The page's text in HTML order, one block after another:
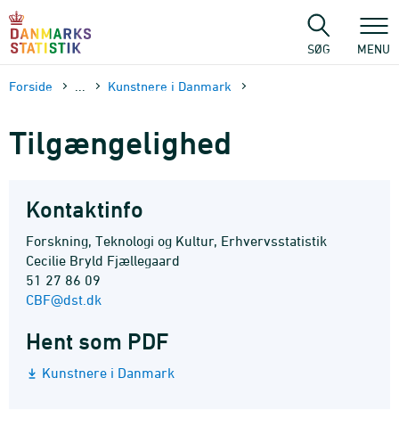
sidens
SØG MENU
Forside Kunstnere i Danmark
Tilgængelighed
Kontaktinfo
Forskning, Teknologi og Kultur, Erhvervsstatistik
Cecilie Bryld Fjællegaard
51 27 86 09
CBF@dst.dk
Hent som PDF
Kunstnere i Danmark